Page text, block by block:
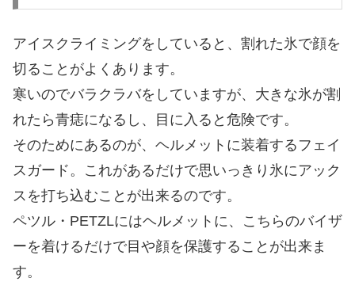
アイスクライミングをしていると、割れた氷で顔を
切ることがよくあります。
寒いのでバラクラバをしていますが、大きな氷が割
れたら青痣になるし、目に入ると危険です。
そのためにあるのが、ヘルメットに装着するフェイ
スガード。これがあるだけで思いっきり氷にアック
スを打ち込むことが出来るのです。
ペツル・PETZLにはヘルメットに、こちらのバイザ
ーを着けるだけで目や顔を保護することが出来ま
す。